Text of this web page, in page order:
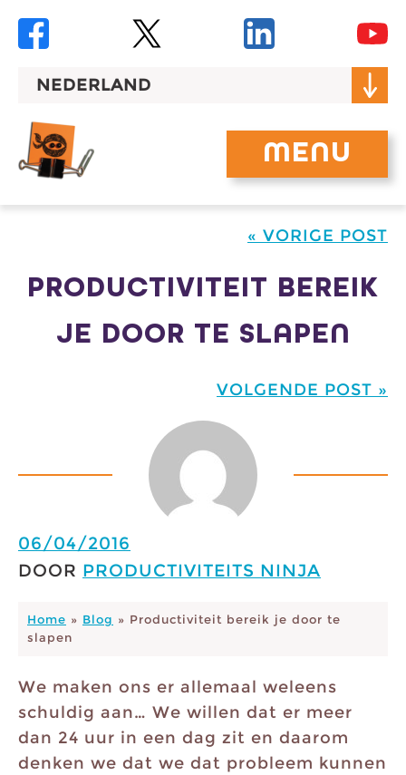
NEDERLAND
MENU
« VORIGE POST
PRODUCTIVITEIT BEREIK
JE DOOR TE SLAPEN
VOLGENDE POST »
06/04/2016
DOOR PRODUCTIVITEITS NINJA
Home » Blog » Productiviteit bereik je door te
slapen
We maken ons er allemaal weleens
schuldig aan… We willen dat er meer
dan 24 uur in een dag zit en daarom
denken we dat we dat probleem kunnen